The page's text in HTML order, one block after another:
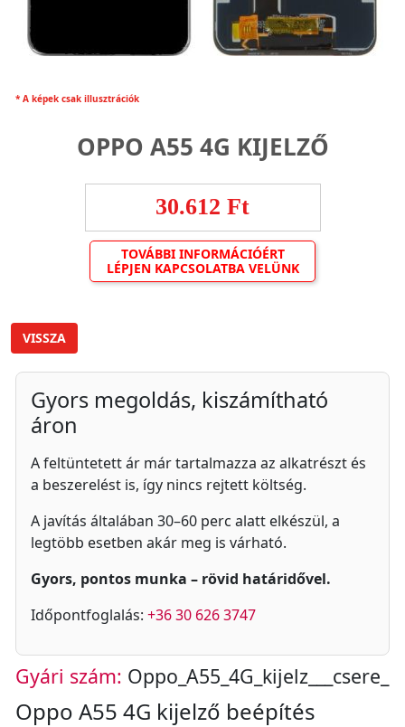
* A képek csak illusztrációk
OPPO A55 4G KIJELZŐ
30.612 Ft
TOVÁBBI INFORMÁCIÓÉRT
LÉPJEN KAPCSOLATBA VELÜNK
VISSZA
Gyors megoldás, kiszámítható
áron
A feltüntetett ár már tartalmazza az alkatrészt és
a beszerelést is, így nincs rejtett költség.
A javítás általában 30–60 perc alatt elkészül, a
legtöbb esetben akár meg is várható.
Gyors, pontos munka – rövid határidővel.
Időpontfoglalás: +36 30 626 3747
Gyári szám: Oppo_A55_4G_kijelz___csere_
Oppo A55 4G kijelző beépítés